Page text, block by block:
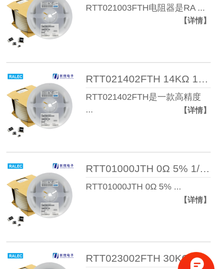
RTT021003FTH电阻器是RA ...
【详情】
RTT021402FTH 14KΩ 1% 1/16W 040 ...
RTT021402FTH是一款高精度
...
【详情】
RTT01000JTH 0Ω 5% 1/20W 0201 电 ...
RTT01000JTH 0Ω 5% ...
【详情】
RTT023002FTH 30KΩ 1% 1/16W 040 ...